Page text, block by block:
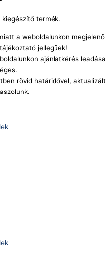
kiegészítő termék.
a weboldalunkon megjelenő
jellegűek!
ajánlatkérés leadása
rövid határidővel, aktualizált